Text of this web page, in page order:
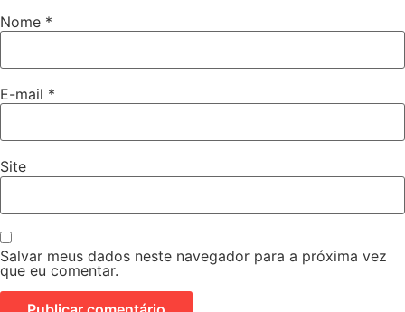
Nome *
E-mail *
Site
Salvar meus dados neste navegador para a próxima vez
que eu comentar.